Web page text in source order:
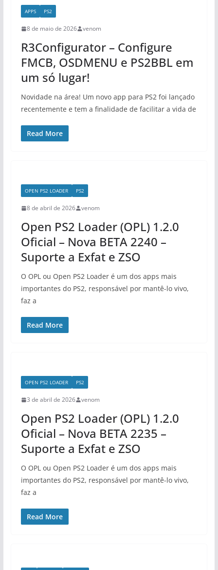
APPS PS2
8 de maio de 2026 venom
R3Configurator – Configure
FMCB, OSDMENU e PS2BBL em
um só lugar!
Novidade na área! Um novo app para PS2 foi lançado
recentemente e tem a finalidade de facilitar a vida de
Read More
OPEN PS2 LOADER PS2
8 de abril de 2026 venom
Open PS2 Loader (OPL) 1.2.0
Oficial – Nova BETA 2240 –
Suporte a Exfat e ZSO
O OPL ou Open PS2 Loader é um dos apps mais
importantes do PS2, responsável por mantê-lo vivo,
faz a
Read More
OPEN PS2 LOADER PS2
3 de abril de 2026 venom
Open PS2 Loader (OPL) 1.2.0
Oficial – Nova BETA 2235 –
Suporte a Exfat e ZSO
O OPL ou Open PS2 Loader é um dos apps mais
importantes do PS2, responsável por mantê-lo vivo,
faz a
Read More